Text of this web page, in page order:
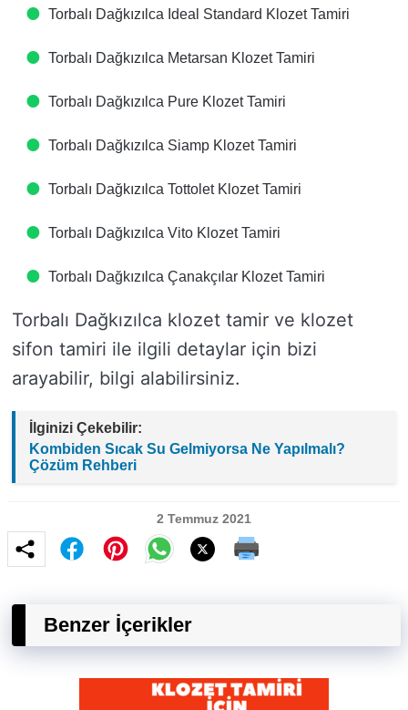
Torbalı Dağkızılca Ideal Standard Klozet Tamiri
Torbalı Dağkızılca Metarsan Klozet Tamiri
Torbalı Dağkızılca Pure Klozet Tamiri
Torbalı Dağkızılca Siamp Klozet Tamiri
Torbalı Dağkızılca Tottolet Klozet Tamiri
Torbalı Dağkızılca Vito Klozet Tamiri
Torbalı Dağkızılca Çanakçılar Klozet Tamiri
Torbalı Dağkızılca klozet tamir ve klozet
sifon tamiri ile ilgili detaylar için bizi
arayabilir, bilgi alabilirsiniz.
İlginizi Çekebilir:
Kombiden Sıcak Su Gelmiyorsa Ne Yapılmalı?
Çözüm Rehberi
2 Temmuz 2021
Benzer İçerikler